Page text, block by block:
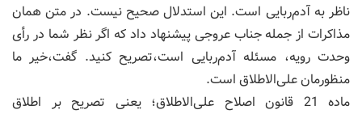
ناظر به آدم‌ربایی است. این استدلال صحیح نیست. در متن همان
مذاکرات از جمله جناب عروجی پیشنهاد داد که اگر نظر شما در رأی
وحدت رویه، مسئله آدم‌ربایی است،تصریح کنید. گفت،خیر ما
منظورمان علی‌الاطلاق است.
ماده 21 قانون اصلاح علی‌الاطلاق؛ یعنی تصریح بر اطلاق